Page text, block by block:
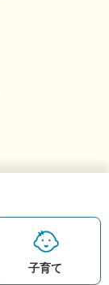
子育て